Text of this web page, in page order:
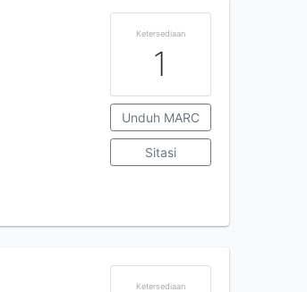
Ketersediaan
1
Unduh MARC
Sitasi
Ketersediaan